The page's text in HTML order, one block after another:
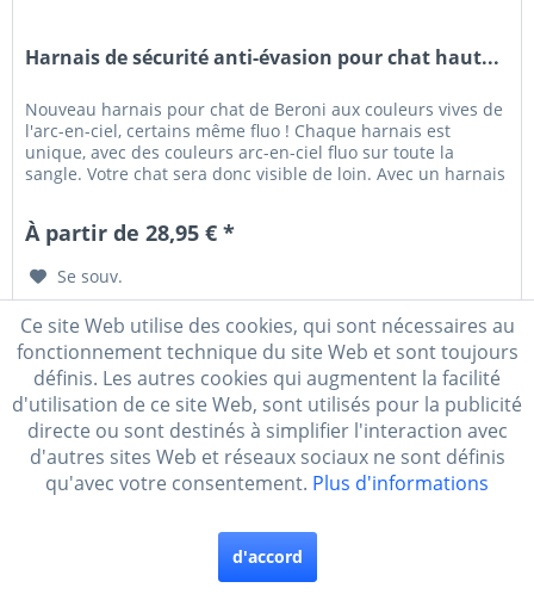
Harnais de sécurité anti-évasion pour chat haut...
Nouveau harnais pour chat de Beroni aux couleurs vives de
l'arc-en-ciel, certains même fluo ! Chaque harnais est
unique, avec des couleurs arc-en-ciel fluo sur toute la
sangle. Votre chat sera donc visible de loin. Avec un harnais
À partir de 28,95 € *
Se souv.
Ce site Web utilise des cookies, qui sont nécessaires au
fonctionnement technique du site Web et sont toujours
définis. Les autres cookies qui augmentent la facilité
d'utilisation de ce site Web, sont utilisés pour la publicité
directe ou sont destinés à simplifier l'interaction avec
d'autres sites Web et réseaux sociaux ne sont définis
qu'avec votre consentement. Plus d'informations
d'accord